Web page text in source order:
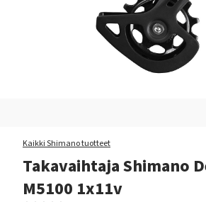
Kaikki Shimano tuotteet
Takavaihtaja Shimano
M5100 1x11v